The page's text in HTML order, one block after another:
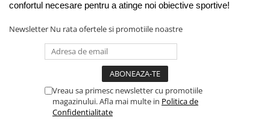
confortul necesare pentru a atinge noi obiective sportive!
Newsletter Nu rata ofertele si promotiile noastre
Vreau sa primesc newsletter cu promotiile
magazinului. Afla mai multe in Politica de
Confidentialitate